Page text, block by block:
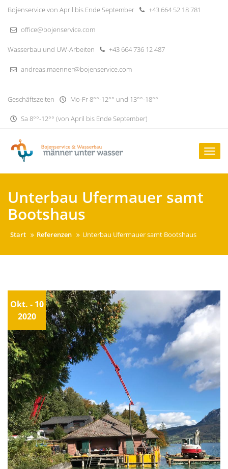
Bojenservice von April bis Ende September +43 664 52 18 781
office@bojenservice.com
Wasserbau und UW-Arbeiten +43 664 736 12 487
andreas.maenner@bojenservice.com
Geschäftszeiten Mo-Fr 8°°-12°° und 13°°-18°°
Sa 8°°-12°° (von April bis Ende September)
Unterbau Ufermauer samt
Bootshaus
Start Referenzen Unterbau Ufermauer samt Bootshaus
Okt. - 10
2020